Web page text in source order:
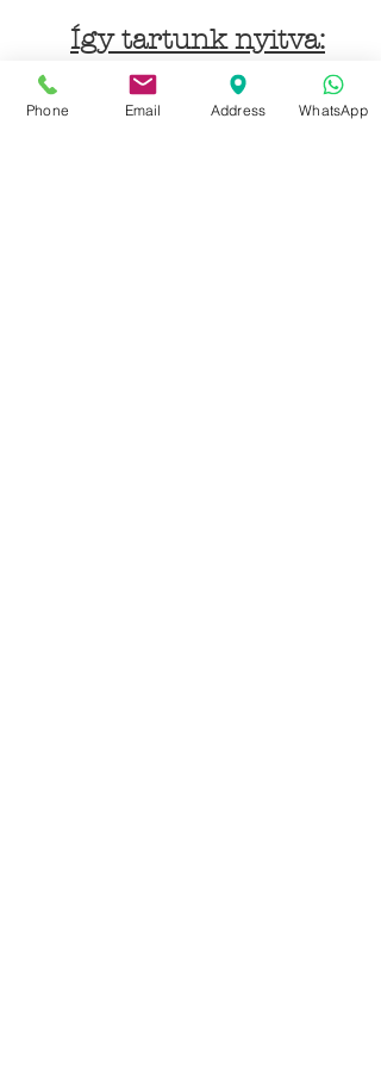
Így tartunk nyitva:
Hétfőtől péntekig:
Phone Email Address WhatsApp